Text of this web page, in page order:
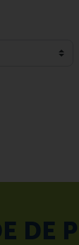
DE